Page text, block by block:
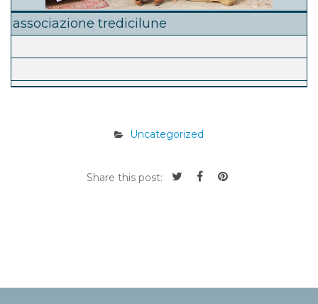
associazione tredicilune
Uncategorized
Share this post: